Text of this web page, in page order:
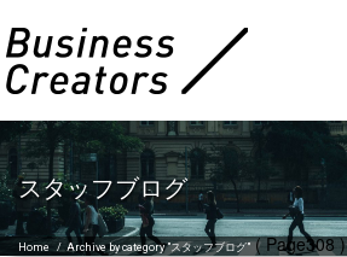
スタッフブログ
Home /Archive by category "スタッフブログ"( Page308 )